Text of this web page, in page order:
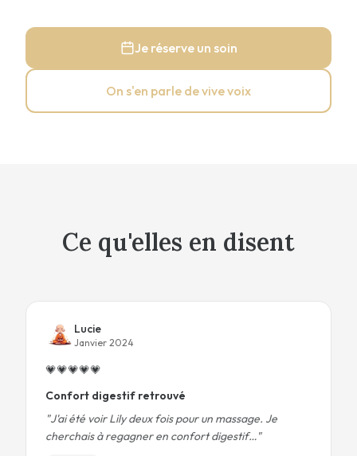
Je réserve un soin
On s'en parle de vive voix
Ce qu'elles en disent
Lucie
Janvier 2024
💗💗💗💗💗
Confort digestif retrouvé
"J'ai été voir Lily deux fois pour un massage. Je
cherchais à regagner en confort digestif…"